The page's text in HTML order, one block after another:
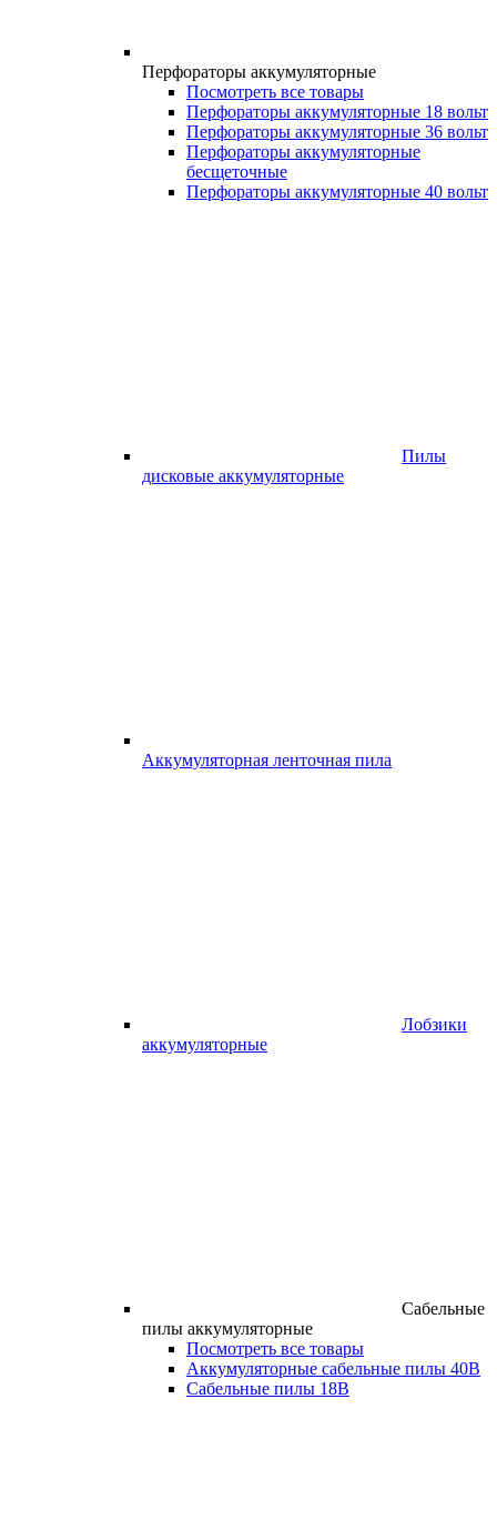
Перфораторы аккумуляторные
Посмотреть все товары
Перфораторы аккумуляторные 18 вольт
Перфораторы аккумуляторные 36 вольт
Перфораторы аккумуляторные
бесщеточные
Перфораторы аккумуляторные 40 вольт
Пилы
дисковые аккумуляторные
Аккумуляторная ленточная пила
Лобзики
аккумуляторные
Сабельные
пилы аккумуляторные
Посмотреть все товары
Аккумуляторные сабельные пилы 40В
Сабельные пилы 18В